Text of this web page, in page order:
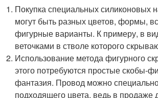
Покупка специальных силиконовых
могут быть разных цветов, формы,
фигурные варианты. К примеру, в
веточками в стволе которого
Использование метода фигурного
этого потребуются простые скобы-
фантазия. Провод можно
подходящего цвета, ведь в продаже